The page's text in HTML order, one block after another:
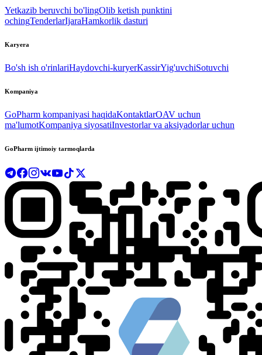
Yetkazib beruvchi bo'lingOlib ketish punktini
ochingTenderlarIjaraHamkorlik dasturi
Karyera
Bo'sh ish o'rinlariHaydovchi-kuryerKassirYig'uvchiSotuvchi
Kompaniya
GoPharm kompaniyasi haqidaKontaktlarOAV uchun
ma'lumotKompaniya siyosatiInvestorlar va aksiyadorlar uchun
GoPharm ijtimoiy tarmoqlarda